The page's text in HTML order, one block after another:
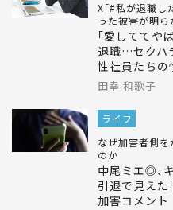
X｢#私が退職し
った被害が明ら
｢愛しててや
退職…セクハ
性社員たちの
田幸 和歌子
ライフ
なぜ加害者側
のか
中尾ミエ◎､
引退で見え
加害コメント